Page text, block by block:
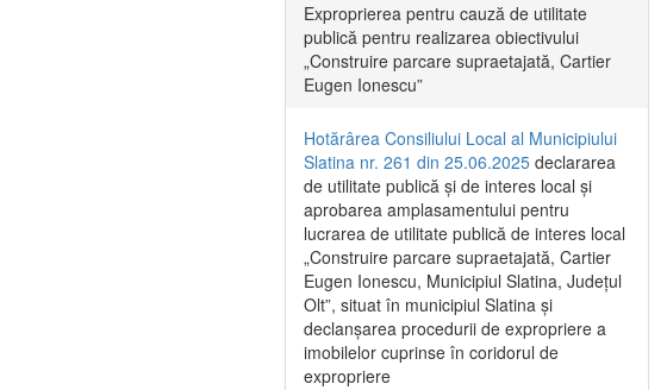
Exproprierea pentru cauză de utilitate
publică pentru realizarea obiectivului
„Construire parcare supraetajată, Cartier
Eugen Ionescu”
Hotărârea Consiliului Local al Municipiului
Slatina nr. 261 din 25.06.2025 declararea
de utilitate publică și de interes local și
aprobarea amplasamentului pentru
lucrarea de utilitate publică de interes local
„Construire parcare supraetajată, Cartier
Eugen Ionescu, Municipiul Slatina, Județul
Olt”, situat în municipiul Slatina și
declanșarea procedurii de expropriere a
imobilelor cuprinse în coridorul de
expropriere